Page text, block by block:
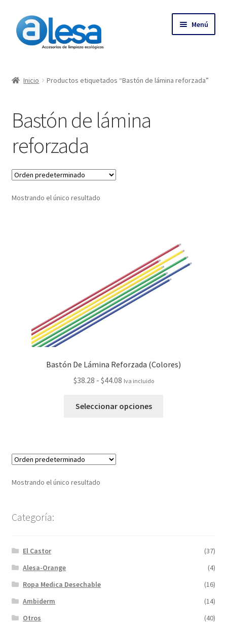
Menú
Contacto
Empresa
Más
Inicio Productos etiquetados “Bastón de lámina reforzada”
Bastón de lámina
reforzada
Mostrando el único resultado
Bastón De Lámina Reforzada (Colores)
$38.28 - $44.08 Iva incluido
Seleccionar opciones
Mostrando el único resultado
Categoría:
El Castor
(37)
Alesa-Orange
(4)
Ropa Medica Desechable
(16)
Ambiderm
(14)
Otros
(40)